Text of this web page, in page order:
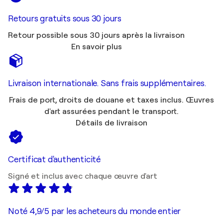
Retours gratuits sous 30 jours
Retour possible sous 30 jours après la livraison
En savoir plus
Livraison internationale. Sans frais supplémentaires.
Frais de port, droits de douane et taxes inclus. Œuvres
d'art assurées pendant le transport.
Détails de livraison
Certificat d'authenticité
Signé et inclus avec chaque œuvre d'art
Noté 4,9/5 par les acheteurs du monde entier